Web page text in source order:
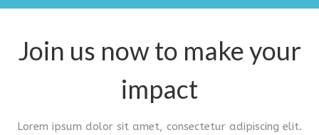
Join us now to make your
impact
Lorem ipsum dolor sit amet, consectetur adipiscing elit.